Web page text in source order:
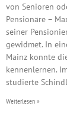
von Senioren
Pensionäre –
seiner
gewidmet. In
Mainz konnte
kennenlernen.
studierte
Weiterlesen »